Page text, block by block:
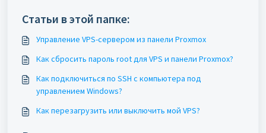
Статьи в этой папке:
Управление VPS-сервером из панели Proxmox
Как сбросить пароль root для VPS и панели Proxmox?
Как подключиться по SSH с компьютера под
управлением Windows?
Как перезагрузить или выключить мой VPS?